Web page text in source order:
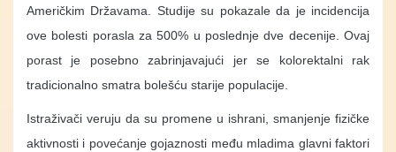
Američkim Državama. Studije su pokazale da je incidencija
ove bolesti porasla za 500% u poslednje dve decenije. Ovaj
porast je posebno zabrinjavajući jer se kolorektalni rak
tradicionalno smatra bolešću starije populacije.
Istraživači veruju da su promene u ishrani, smanjenje fizičke
aktivnosti i povećanje gojaznosti među mladima glavni faktori